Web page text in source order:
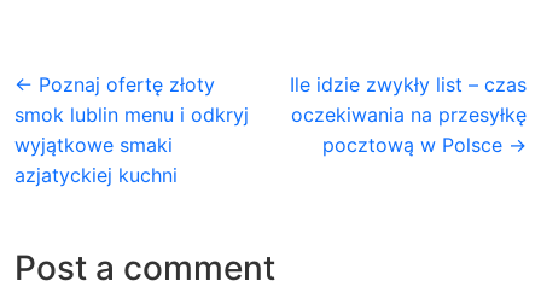
← Poznaj ofertę złoty
smok lublin menu i odkryj
wyjątkowe smaki
azjatyckiej kuchni
Ile idzie zwykły list – czas
oczekiwania na przesyłkę
pocztową w Polsce →
Post a comment